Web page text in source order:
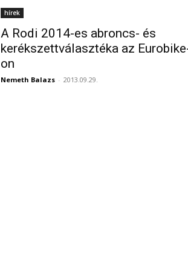
hírek
A Rodi 2014-es abroncs- és
kerékszettválasztéka az
on
Nemeth Balazs - 2013.09.29.